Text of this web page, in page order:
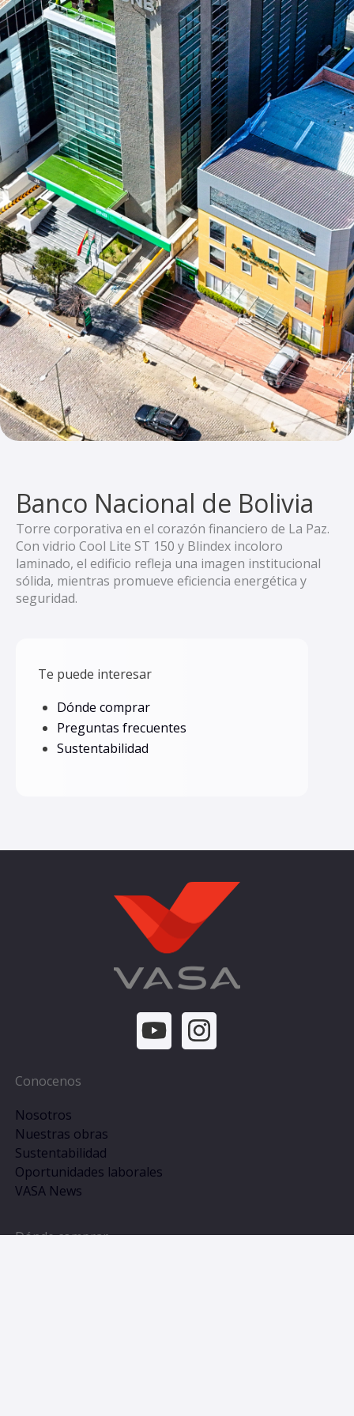
Banco Nacional de Bolivia
Torre corporativa en el corazón financiero de La Paz.
Con vidrio Cool Lite ST 150 y Blindex incoloro
laminado, el edificio refleja una imagen institucional
sólida, mientras promueve eficiencia energética y
seguridad.
Te puede interesar
Dónde comprar
Preguntas frecuentes
Sustentabilidad
Conocenos
Nosotros
Nuestras obras
Sustentabilidad
Oportunidades laborales
VASA News
Dónde comprar